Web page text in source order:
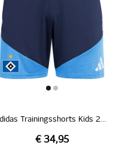
adidas Trainingsshorts Kids 26/27
€ 34,95